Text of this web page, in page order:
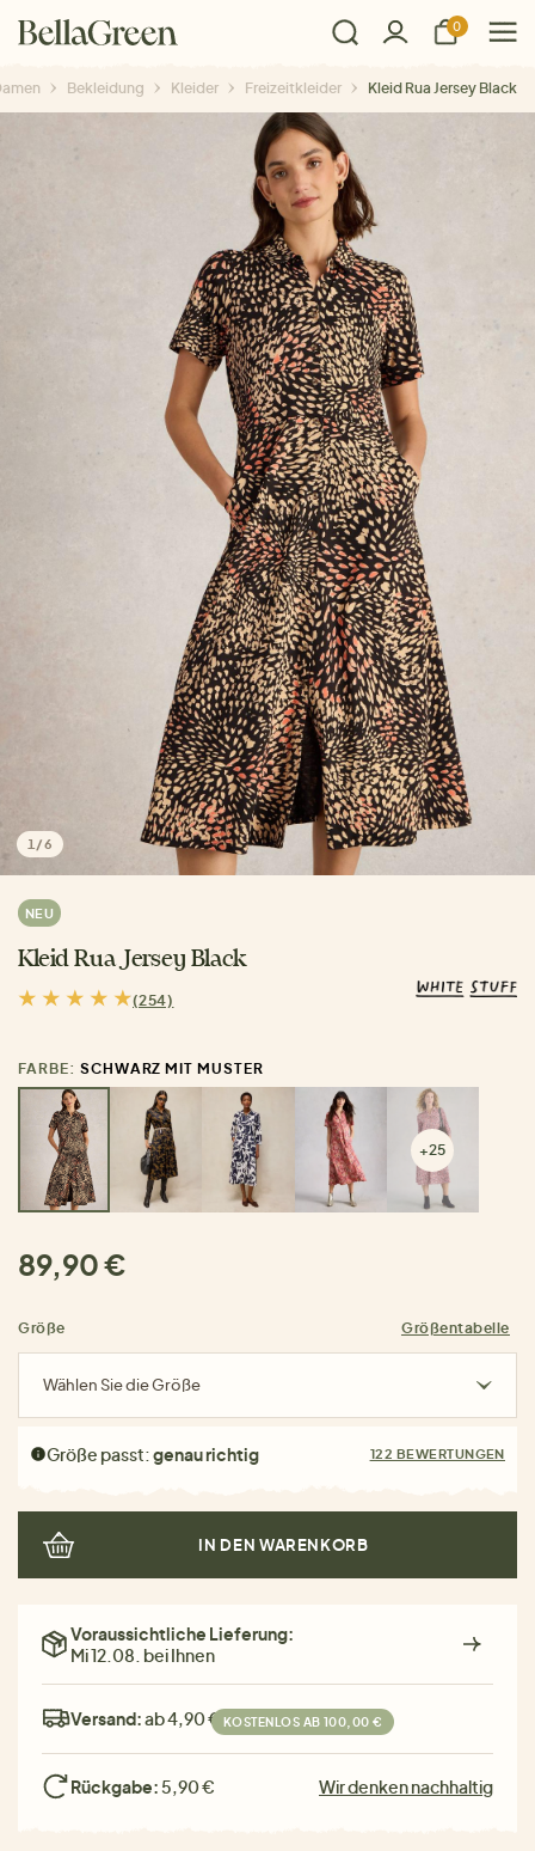
0
Bekleidung Kleider Freizeitkleider Kleid Rua Jersey Black
1 /6
NEU
Kleid Rua Jersey Black
(254)
FARBE: SCHWARZ MIT MUSTER
+25
89,90 €
Größe Größentabelle
Wählen Sie die Größe
Größe passt:genau richtig 122 BEWERTUNGEN
IN DEN WARENKORB
Voraussichtliche Lieferung:
Mi 12.08. bei Ihnen
Versand:ab 4,90 € KOSTENLOS AB 100,00 €
Rückgabe: 5,90 € Wir denken nachhaltig